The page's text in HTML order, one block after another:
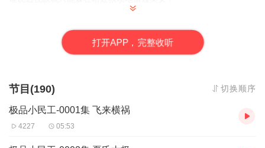
甚至还能用意念对内容进行剪切、复制、粘贴、删除。
和任何人分享。
打开APP，完整收听
节目(190) 切换顺序
极品小民工-0001集 飞来横祸
4227 05:53